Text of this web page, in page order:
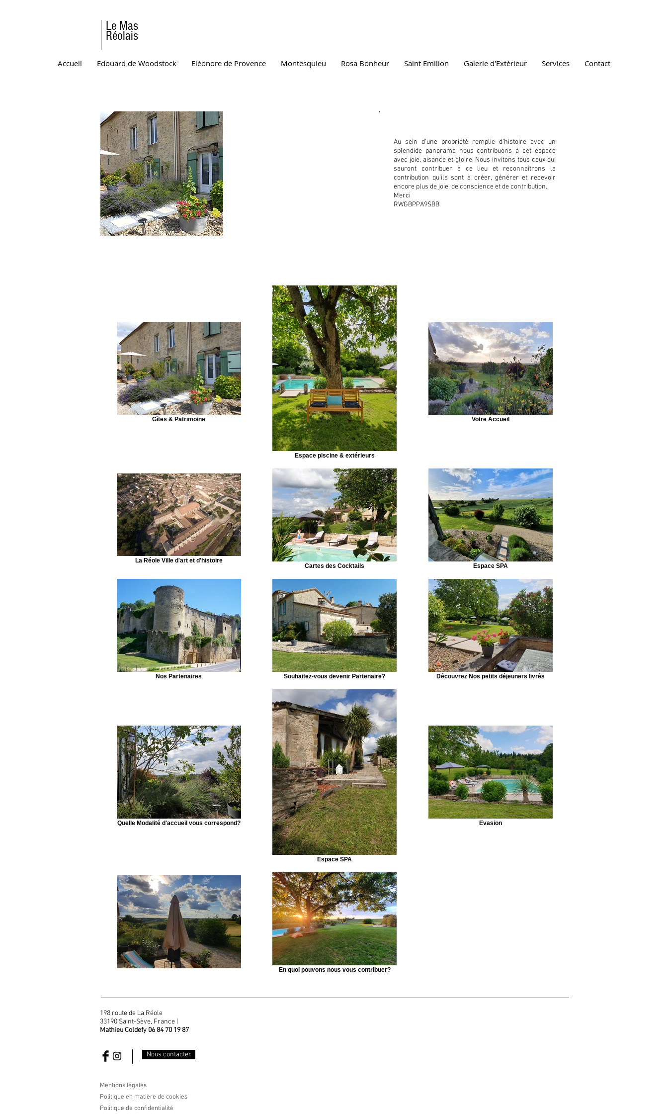
Le Mas
Réolais
Accueil Edouard de Woodstock Eléonore de Provence Montesquieu Rosa Bonheur Saint Emilion Galerie d'Extèrieur Services Contact
Au sein d'une propriété remplie d'histoire avec un
splendide panorama nous contribuons à cet espace
avec joie, aisance et gloire. Nous invitons tous ceux qui
sauront contribuer à ce lieu et reconnaîtrons la
contribution qu'ils sont à créer, générer et recevoir
encore plus de joie, de conscience et de contribution.
Merci
RWGBPPA9SBB
Gîtes & Patrimoine
Espace piscine & extérieurs
Votre Accueil
La Réole Ville d'art et d'histoire
Cartes des Cocktails
Espace SPA
Nos Partenaires Souhaitez-vous devenir Partenaire? Découvrez Nos petits déjeuners livrés
Quelle Modalité d'accueil vous correspond?
Espace SPA
Evasion
En quoi pouvons nous vous contribuer?
198 route de La Réole
33190 Saint-Sève, France |
Mathieu Coldefy 06 84 70 19 87
Nous contacter
Mentions légales
Politique en matière de cookies
Politique de confidentialité